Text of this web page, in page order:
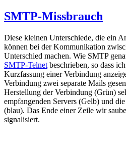
SMTP-Missbrauch
Diese kleinen Unterschiede, die ein
können bei der Kommunikation
Unterschied machen. Wie SMTP
SMTP-Telnet beschrieben, so dass
Kurzfassung einer Verbindung
Verbindung zwei separate Mails
Herstellung der Verbindung (Grün)
empfangenden Servers (Gelb) und
(blau). Das Ende einer Zeile wir
signalisiert.